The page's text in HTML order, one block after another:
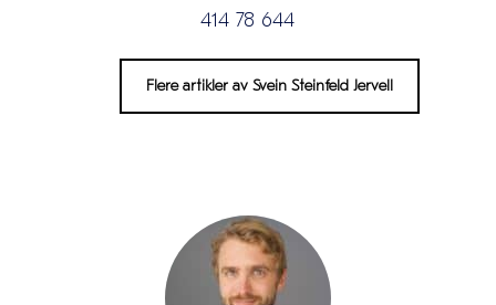
414 78 644
Flere artikler av Svein Steinfeld Jervell